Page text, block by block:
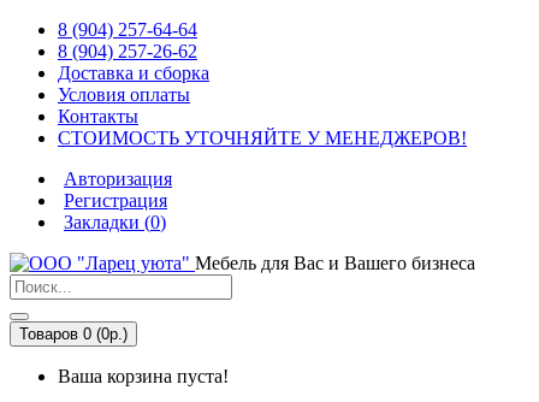
8 (904) 257-64-64
8 (904) 257-26-62
Доставка и сборка
Условия оплаты
Контакты
СТОИМОСТЬ УТОЧНЯЙТЕ У МЕНЕДЖЕРОВ!
Авторизация
Регистрация
Закладки (0)
Мебель для Вас и Вашего бизнеса
Товаров 0 (0р.)
Ваша корзина пуста!